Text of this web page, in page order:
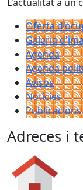
Oferta
Galeria
Agenda
Agenda
Avisos
Notícies
Publicacions
Adreces i